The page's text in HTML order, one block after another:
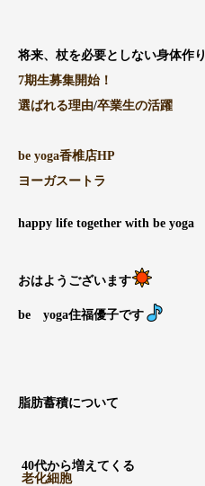
将来、杖を必要としない身体作り
7期生募集開始！
選ばれる理由/卒業生の活躍
be yoga香椎店HP
ヨーガスートラ
happy life together with be yoga
おはようございます
be yoga住福優子です
脂肪蓄積について
40代から増えてくる
老化細胞